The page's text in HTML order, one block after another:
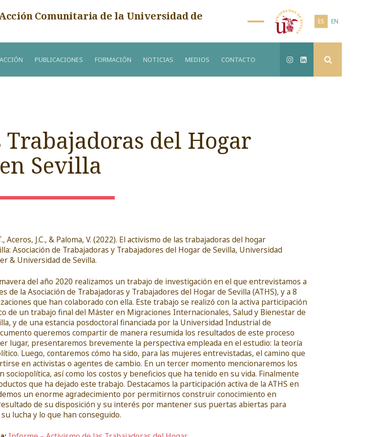
Comunitaria de la Universidad de
ES EN
PUBLICACIONES FORMACIÓN NOTICIAS MEDIOS CONTACTO
del Hogar
Sevilla
Aceros, J.C., & Paloma, V. (2022). El activismo de las trabajadoras del hogar
Asociación de Trabajadoras y Trabajadores del Hogar de Sevilla, Universidad
& Universidad de Sevilla.
del año 2020 realizamos un trabajo de investigación en el que entrevistamos a
de la Asociación de Trabajadoras y Trabajadores del Hogar de Sevilla (ATHS), y a 8
que han colaborado con ella. Este trabajo se realizó con la activa participación
de un trabajo final del Máster en Migraciones Internacionales, Salud y Bienestar de
y de una estancia posdoctoral financiada por la Universidad Industrial de
queremos compartir de manera resumida los resultados de este proceso
lugar, presentaremos brevemente la perspectiva empleada en el estudio: la teoría
Luego, contaremos cómo ha sido, para las mujeres entrevistadas, el camino que
en activistas o agentes de cambio. En un tercer momento mencionaremos los
sociopolítica, así como los costos y beneficios que ha tenido en su vida. Finalmente
que ha dejado este trabajo. Destacamos la participación activa de la ATHS en
un enorme agradecimiento por permitirnos construir conocimiento en
de su disposición y su interés por mantener sus puertas abiertas para
lucha y lo que han conseguido.